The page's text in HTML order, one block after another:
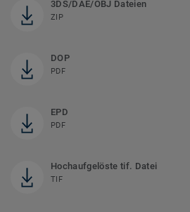
3DS/DAE/OBJ Dateien
ZIP
DOP
PDF
EPD
PDF
Hochaufgelöste tif. Datei
TIF